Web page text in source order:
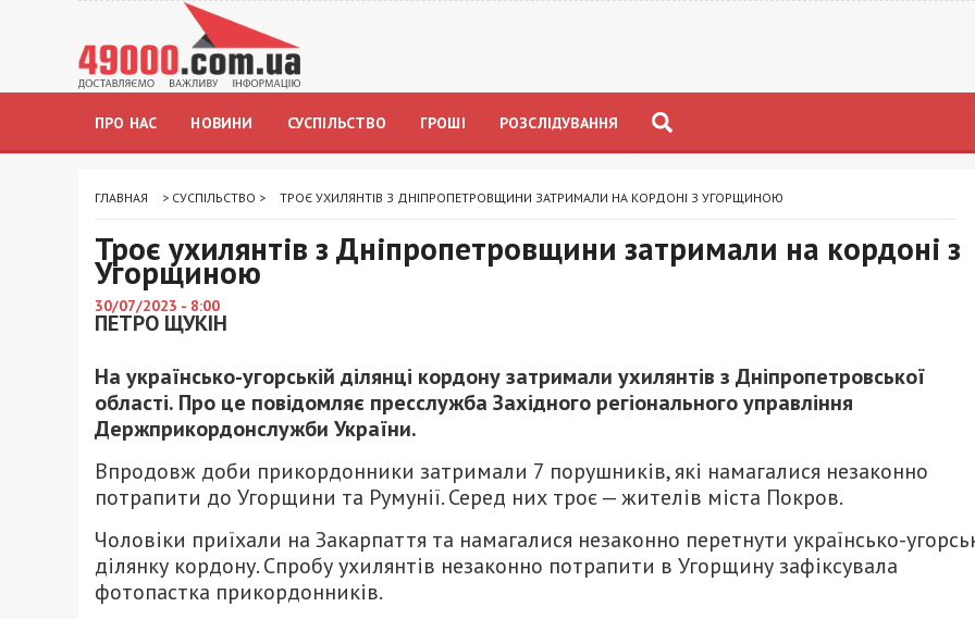
ПРО НАС НОВИНИ СУСПІЛЬСТВО ГРОШІ РОЗСЛІДУВАННЯ
ГЛАВНАЯ > СУСПІЛЬСТВО > ТРОЄ УХИЛЯНТІВ З ДНІПРОПЕТРОВЩИНИ ЗАТРИМАЛИ НА КОРДОНІ З УГОРЩИНОЮ
Троє ухилянтів з Дніпропетровщини затримали на кордоні з
Угорщиною
30/07/2023 - 8:00
ПЕТРО ЩУКІН
На українсько-угорській ділянці кордону затримали ухилянтів з Дніпропетровської
області. Про це повідомляє пресслужба Західного регіонального управління
Держприкордонслужби України.
Впродовж доби прикордонники затримали 7 порушників, які намагалися незаконно
потрапити до Угорщини та Румунії. Серед них троє — жителів міста Покров.
Чоловіки приїхали на Закарпаття та намагалися незаконно перетнути українсько-
ділянку кордону. Спробу ухилянтів незаконно потрапити в Угорщину зафіксувала
фотопастка прикордонників.